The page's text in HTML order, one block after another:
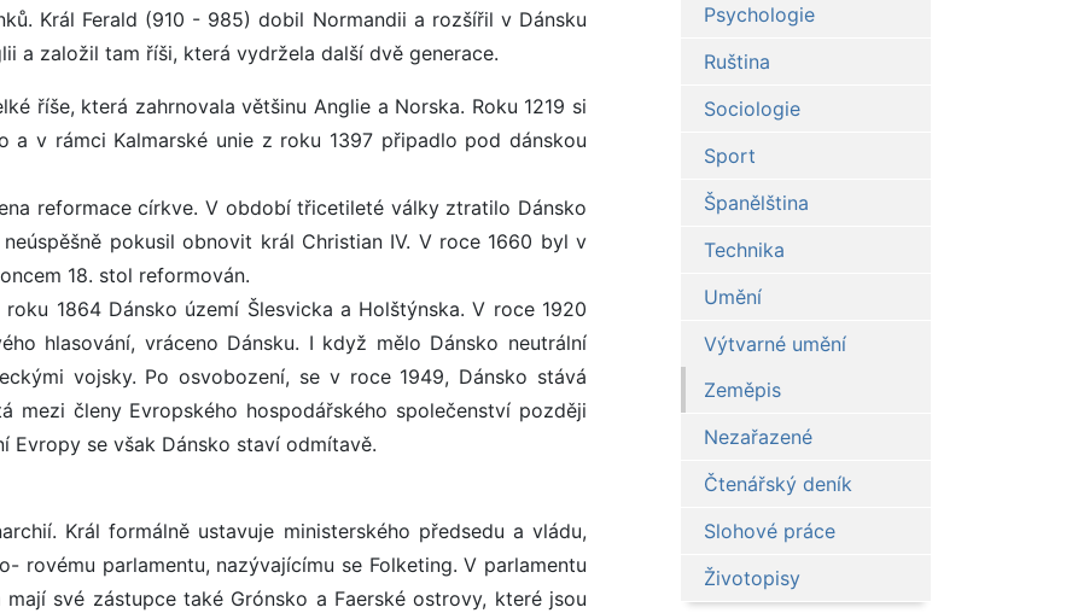
Král Ferald (910 - 985) dobil Normandii a rozšířil v Dánsku
a založil tam říši, která vydržela další dvě generace.
říše, která zahrnovala většinu Anglie a Norska. Roku 1219 si
a v rámci Kalmarské unie z roku 1397 připadlo pod dánskou
reformace církve. V období třicetileté války ztratilo Dánsko
pokusil obnovit král Christian IV. V roce 1660 byl v
18. stol reformován.
1864 Dánsko území Šlesvicka a Holštýnska. V roce 1920
hlasování, vráceno Dánsku. I když mělo Dánsko neutrální
vojsky. Po osvobození, se v roce 1949, Dánsko stává
mezi členy Evropského hospodářského společenství později
Evropy se však Dánsko staví odmítavě.
Král formálně ustavuje ministerského předsedu a vládu,
rovému parlamentu, nazývajícímu se Folketing. V parlamentu
své zástupce také Grónsko a Faerské ostrovy, které jsou
Psychologie
Ruština
Sociologie
Sport
Španělština
Technika
Umění
Výtvarné umění
Zeměpis
Nezařazené
Čtenářský deník
Slohové práce
Životopisy